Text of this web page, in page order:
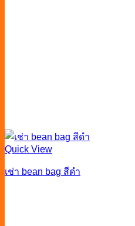
Quick View
เช่า bean bag สีดำ